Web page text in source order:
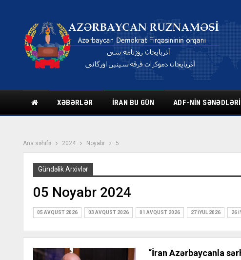
XƏBƏRLƏR İRAN BU GÜN ADF-NIN
Ana səhifə 2024 Noyabr 5
Gündəlik Arxivlər
05 Noyabr 2024
05 AVQUST 2026 03 AVQUST 2026 01 AVQUST 2026 27 İYUL 2026 26
“İran Azərbaycanla